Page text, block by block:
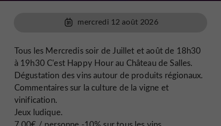
mercredi 12 août 2026
Tous les Mercredis soir de Juillet et août de 18h30
à 19h30 C'est Happy Hour au Château de Salles.
Dégustation des vins autour de produits régionaux.
Commentaires sur la culture de la vigne et
vinification.
Jeux ludique.